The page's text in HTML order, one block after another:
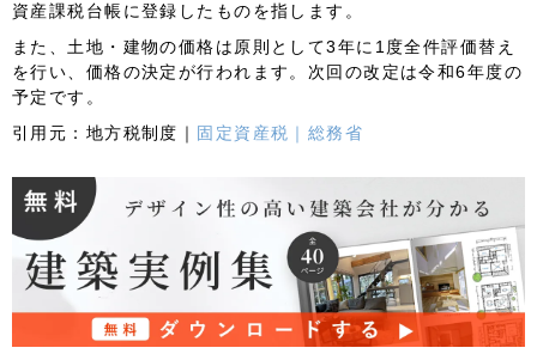
資産課税台帳に登録したものを指します。
また、土地・建物の価格は原則として3年に1度全件評価替え
を行い、価格の決定が行われます。次回の改定は令和6年度の
予定です。
引用元：地方税制度｜ 固定資産税｜総務省